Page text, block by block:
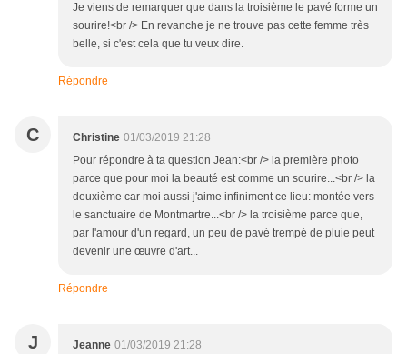
Je viens de remarquer que dans la troisième le pavé forme un
sourire!<br /> En revanche je ne trouve pas cette femme très
belle, si c'est cela que tu veux dire.
Répondre
C Christine 01/03/2019 21:28
Pour répondre à ta question Jean:<br /> la première photo
parce que pour moi la beauté est comme un sourire...<br /> la
deuxième car moi aussi j'aime infiniment ce lieu: montée vers
le sanctuaire de Montmartre...<br /> la troisième parce que,
par l'amour d'un regard, un peu de pavé trempé de pluie peut
devenir une œuvre d'art...
Répondre
J Jeanne 01/03/2019 21:28